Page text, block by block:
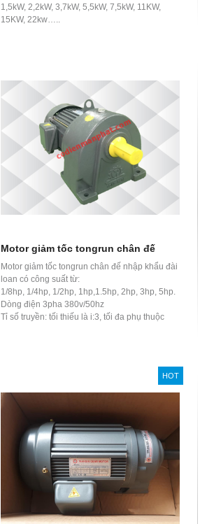
1,5kW, 2,2kW, 3,7kW, 5,5kW, 7,5kW, 11KW,
15KW, 22kw…..
Motor giảm tốc tongrun chân đế
Motor giảm tốc tongrun chân đế nhập khẩu đài
loan có công suất từ:
1/8hp, 1/4hp, 1/2hp, 1hp,1.5hp, 2hp, 3hp, 5hp.
Dòng điện 3pha 380v/50hz
Tỉ số truyền: tối thiếu là i:3, tối đa phụ thuộc
HOT